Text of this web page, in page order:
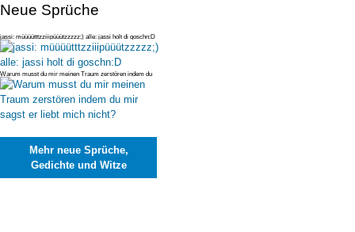
Neue Sprüche
jassi: müüüütttzziiipüüützzzzz;) alle: jassi holt di goschn:D
Warum musst du mir meinen Traum zerstören indem du
mir sagst er liebt mi
Mehr neue Sprüche,
Gedichte und Witze